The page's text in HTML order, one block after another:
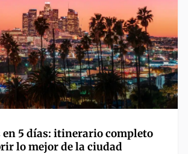
en 5 días: itinerario completo
lo mejor de la ciudad